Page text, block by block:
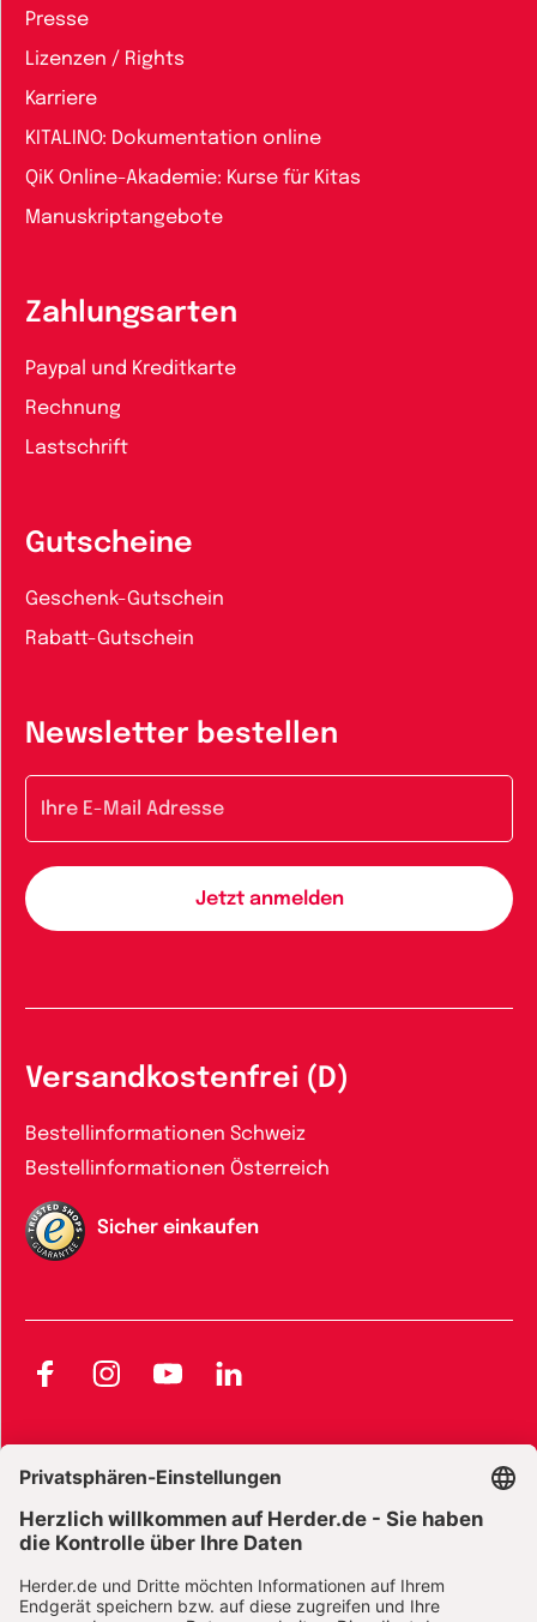
Presse
Lizenzen / Rights
Karriere
KITALINO: Dokumentation online
QiK Online-Akademie: Kurse für Kitas
Manuskriptangebote
Zahlungsarten
Paypal und Kreditkarte
Rechnung
Lastschrift
Gutscheine
Geschenk-Gutschein
Rabatt-Gutschein
Newsletter bestellen
Versandkostenfrei (D)
Bestellinformationen Schweiz
Bestellinformationen Österreich
Sicher einkaufen
FacebookInstagramYouTubeLinkedIn
Widerrufsbelehrung E-Books
Widerrufsbelehrung Zeitschriften Datenschutz
Datenschutz Social Media Barrierefreiheit